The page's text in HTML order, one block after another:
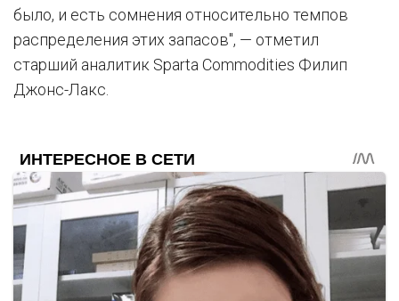
было, и есть сомнения относительно темпов
распределения этих запасов", — отметил
старший аналитик Sparta Commodities Филип
Джонс-Лакс.